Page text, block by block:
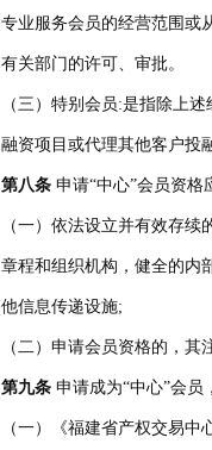
专业服务会员的经营范围或
有关部门的许可、审批。
（三）特别会员:是指除上
融资项目或代理其他客户投
第八条 申请“中心”会员资格
（一）依法设立并有效存
章程和组织机构，健全的内
他信息传递设施;
（二）申请会员资格的，其
第九条 申请成为“中心”会员
（一）《福建省产权交易